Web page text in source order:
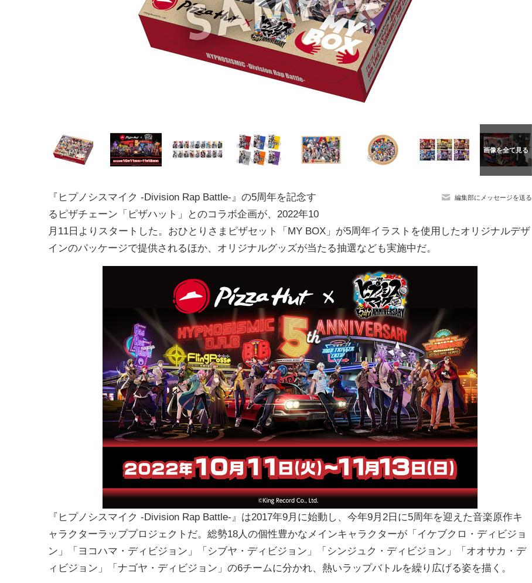
編集部にメッセージを送る
『ヒプノシスマイク -Division Rap Battle-』の5周年を記念す
るピザチェーン「ピザハット」とのコラボ企画が、2022年10
月11日よりスタートした。おひとりさまピザセット「MY BOX」が5周年イラストを使用したオリジナルデザ
インのパッケージで提供されるほか、オリジナルグッズが当たる抽選なども実施中だ。
『ヒプノシスマイク -Division Rap Battle-』は2017年9月に始動し、今年9月2日に5周年を迎えた音楽原作キ
ャラクターラッププロジェクトだ。総勢18人の個性豊かなメインキャラクターが「イケブクロ・ディビジョ
ン」「ヨコハマ・ディビジョン」「シブヤ・ディビジョン」「シンジュク・ディビジョン」「オオサカ・デ
ィビジョン」「ナゴヤ・ディビジョン」の6チームに分かれ、熱いラップバトルを繰り広げる姿を描く。